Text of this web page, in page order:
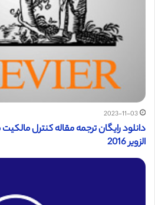
2023-11-03
دانلود رایگان ترجمه مقاله کنترل
الزویر 2016